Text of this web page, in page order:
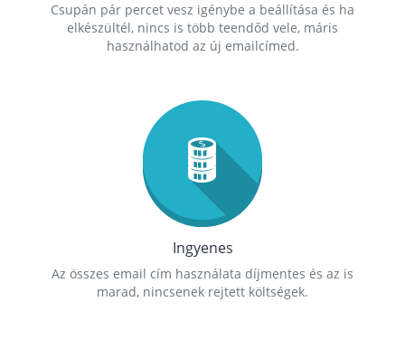
Csupán pár percet vesz igénybe a beállítása és ha
elkészültél, nincs is több teendőd vele, máris
használhatod az új emailcímed.
Ingyenes
Az összes email cím használata díjmentes és az is
marad, nincsenek rejtett költségek.